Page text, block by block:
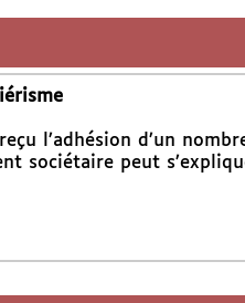
l’adhésion d’un
sociétaire peut